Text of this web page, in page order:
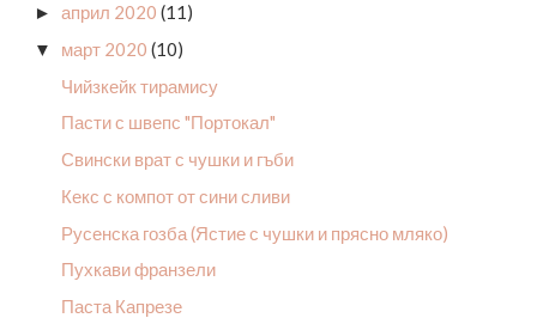
► април 2020 (11)
▼ март 2020 (10)
Чийзкейк тирамису
Пасти с швепс "Портокал"
Свински врат с чушки и гъби
Кекс с компот от сини сливи
Русенска гозба (Ястие с чушки и прясно мляко)
Пухкави франзели
Паста Капрезе